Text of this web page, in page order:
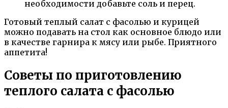
необходимости добавьте соль и перец.
Готовый теплый салат с фасолью и курицей
можно подавать на стол как основное блюдо или
в качестве гарнира к мясу или рыбе. Приятного
аппетита!
Советы по приготовлению
теплого салата с фасолью